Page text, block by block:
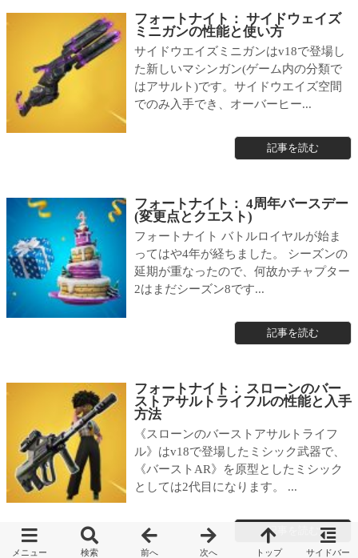
フォートナイト： サイドウェイズ
ミニガンの性能と使い方
サイドウエイズミニガンはv18で登場し
た新しいマシンガン(ゲーム内の分類で
はアサルト)です。サイドウエイズ空間
でのみ入手でき、オーバーヒー...
記事を読む
フォートナイト： 4周年バースデー
(変更点とクエスト)
フォートナイト バトルロイヤルが始ま
ってはや4年が経ちました。 シーズンの
延期が重なったので、何故かチャプター
2はまだシーズン8です...
記事を読む
フォートナイト： スローンのバー
ストアサルトライフルの性能と入手
方法
《スローンのバーストアサルトライフ
ル》はv18で登場したミシック武器で、
《バーストAR》を原型としたミシック
としては2代目になります。 ...
記事を読む